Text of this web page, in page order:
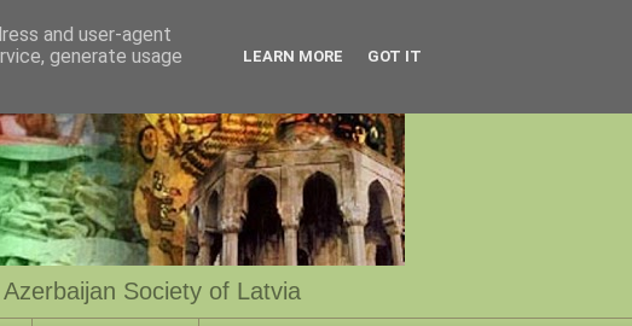
Society of Latvia
and user-agent
generate usage
LEARN MORE GOT IT